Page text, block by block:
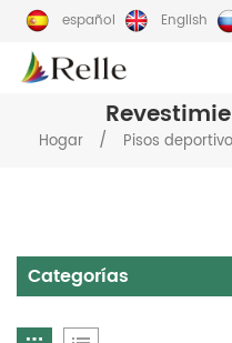
español English
Hogar / Pisos
Categorías